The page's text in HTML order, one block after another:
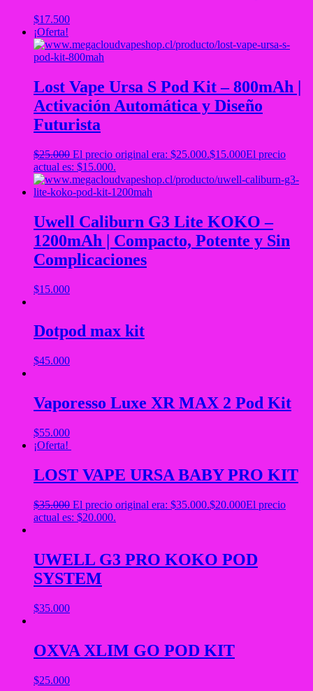
$17.500
¡Oferta!
Lost Vape Ursa S Pod Kit – 800mAh |
Activación Automática y Diseño
Futurista
$25.000 El precio original era: $25.000.$15.000El precio
actual es: $15.000.
Uwell Caliburn G3 Lite KOKO –
1200mAh | Compacto, Potente y Sin
Complicaciones
$15.000
Dotpod max kit
$45.000
Vaporesso Luxe XR MAX 2 Pod Kit
$55.000
¡Oferta!
LOST VAPE URSA BABY PRO KIT
$35.000 El precio original era: $35.000.$20.000El precio
actual es: $20.000.
UWELL G3 PRO KOKO POD
SYSTEM
$35.000
OXVA XLIM GO POD KIT
$25.000